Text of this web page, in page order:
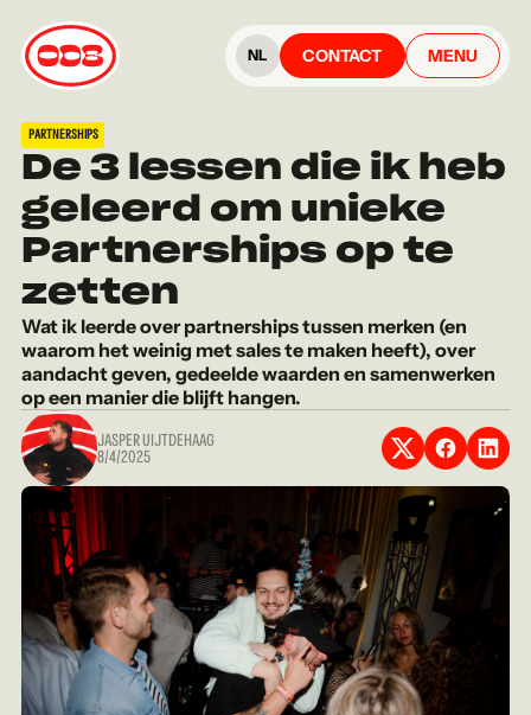
NL CONTACT MENU
PARTNERSHIPS
De 3 lessen die ik heb
geleerd om unieke
Partnerships op te
zetten
Wat ik leerde over partnerships tussen merken (en
waarom het weinig met sales te maken heeft), over
aandacht geven, gedeelde waarden en samenwerken
op een manier die blijft hangen.
JASPER UIJTDEHAAG
8/4/2025